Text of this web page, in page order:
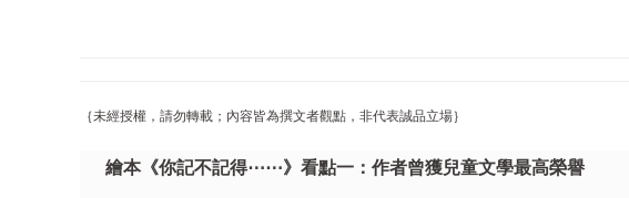
｛未經授權，請勿轉載；內容皆為撰文者觀點，非代表誠品立場｝
繪本《你記不記得⋯⋯》看點一：作者曾獲兒童文學最高榮譽